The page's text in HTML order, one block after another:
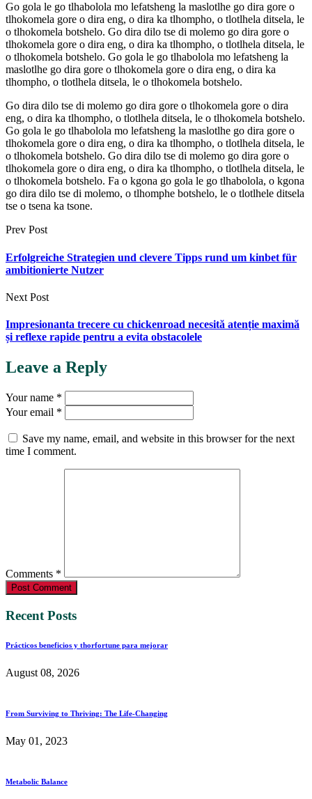
Go gola le go tlhabolola mo lefatsheng la maslotlhe go dira gore o
tlhokomela gore o dira eng, o dira ka tlhompho, o tlotlhela ditsela, le
o tlhokomela botshelo. Go dira dilo tse di molemo go dira gore o
tlhokomela gore o dira eng, o dira ka tlhompho, o tlotlhela ditsela, le
o tlhokomela botshelo. Go gola le go tlhabolola mo lefatsheng la
maslotlhe go dira gore o tlhokomela gore o dira eng, o dira ka
tlhompho, o tlotlhela ditsela, le o tlhokomela botshelo.
Go dira dilo tse di molemo go dira gore o tlhokomela gore o dira
eng, o dira ka tlhompho, o tlotlhela ditsela, le o tlhokomela botshelo.
Go gola le go tlhabolola mo lefatsheng la maslotlhe go dira gore o
tlhokomela gore o dira eng, o dira ka tlhompho, o tlotlhela ditsela, le
o tlhokomela botshelo. Go dira dilo tse di molemo go dira gore o
tlhokomela gore o dira eng, o dira ka tlhompho, o tlotlhela ditsela, le
o tlhokomela botshelo. Fa o kgona go gola le go tlhabolola, o kgona
go dira dilo tse di molemo, o tlhomphe botshelo, le o tlotlhele ditsela
tse o tsena ka tsone.
Prev Post
Erfolgreiche Strategien und clevere Tipps rund um kinbet für
ambitionierte Nutzer
Next Post
Impresionanta trecere cu chickenroad necesită atenție maximă
și reflexe rapide pentru a evita obstacolele
Leave a Reply
Your name *
Your email *
Save my name, email, and website in this browser for the next
time I comment.
Comments *
Post Comment
Recent Posts
Prácticos beneficios y thorfortune para mejorar
August 08, 2026
From Surviving to Thriving: The Life-Changing
May 01, 2023
Metabolic Balance